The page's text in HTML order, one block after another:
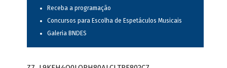
Receba a programação
Concursos para Escolha de Espetáculos Musicais
Galeria BNDES